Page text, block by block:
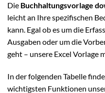
Die Buchhaltungsvorlage
leicht an Ihre spezifischen
kann. Egal ob es um die
Ausgaben oder um die
geht – unsere Excel Vorlage
In der folgenden Tabelle
wichtigsten Funktionen